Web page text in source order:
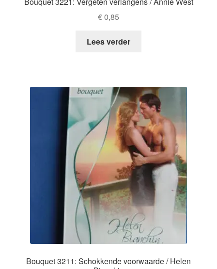
€0,85
Lees verder
Bouquet 3211: Schokkende voorwaarde / Helen